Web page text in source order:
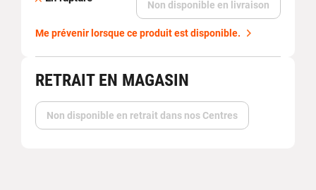
Non disponible en livraison
Me prévenir lorsque ce produit est disponible.
RETRAIT EN MAGASIN
Non disponible en retrait dans nos Centres